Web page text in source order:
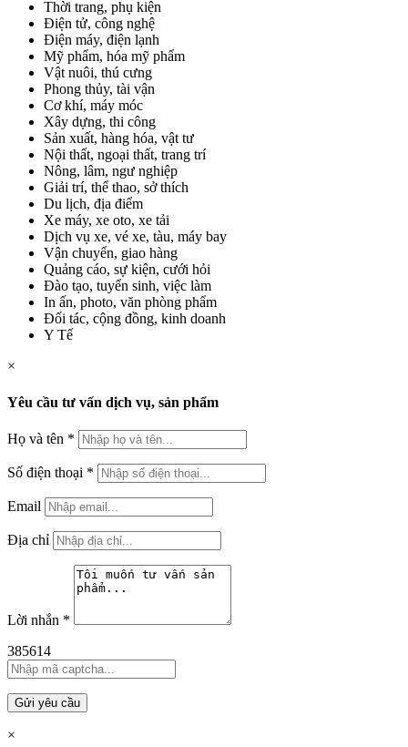
Thời trang, phụ kiện
Điện tử, công nghệ
Điện máy, điện lạnh
Mỹ phẩm, hóa mỹ phẩm
Vật nuôi, thú cưng
Phong thủy, tài vận
Cơ khí, máy móc
Xây dựng, thi công
Sản xuất, hàng hóa, vật tư
Nội thất, ngoại thất, trang trí
Nông, lâm, ngư nghiệp
Giải trí, thể thao, sở thích
Du lịch, địa điểm
Xe máy, xe oto, xe tải
Dịch vụ xe, vé xe, tàu, máy bay
Vận chuyển, giao hàng
Quảng cáo, sự kiện, cưới hỏi
Đào tạo, tuyển sinh, việc làm
In ấn, photo, văn phòng phẩm
Đối tác, cộng đồng, kinh doanh
Y Tế
×
Yêu cầu tư vấn dịch vụ, sản phẩm
Họ và tên *
Số điện thoại *
Email
Địa chỉ
Lời nhắn *
385614
Gửi yêu cầu
×